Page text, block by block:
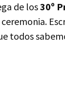
de los30º
todos